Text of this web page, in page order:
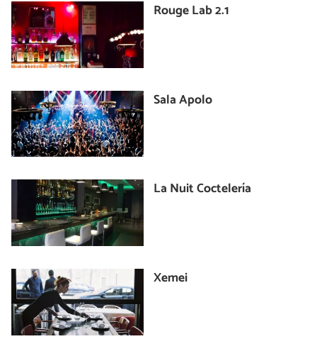
Rouge Lab 2.1
Sala Apolo
La Nuit Coctelería
Xemei